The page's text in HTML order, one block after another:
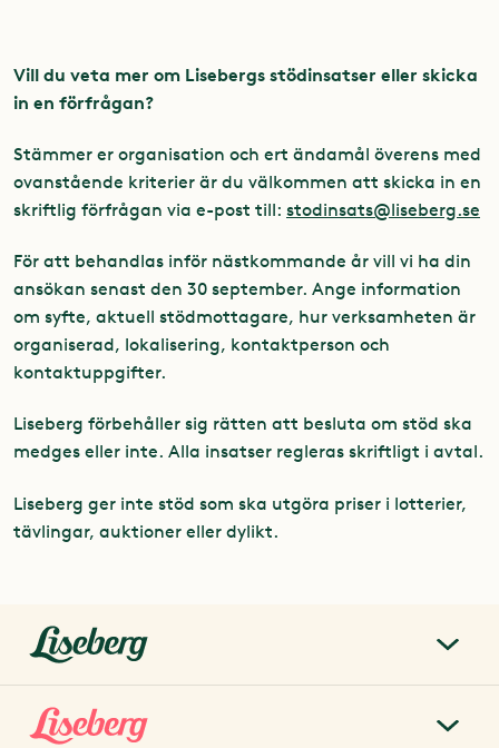
Vill du veta mer om Lisebergs stödinsatser eller skicka
in en förfrågan?
Stämmer er organisation och ert ändamål överens med
ovanstående kriterier är du välkommen att skicka in en
skriftlig förfrågan via e-post till: stodinsats@liseberg.se
För att behandlas inför nästkommande år vill vi ha din
ansökan senast den 30 september. Ange information
om syfte, aktuell stödmottagare, hur verksamheten är
organiserad, lokalisering, kontaktperson och
kontaktuppgifter.
Liseberg förbehåller sig rätten att besluta om stöd ska
medges eller inte. Alla insatser regleras skriftligt i avtal.
Liseberg ger inte stöd som ska utgöra priser i lotterier,
tävlingar, auktioner eller dylikt.
liseberg.se